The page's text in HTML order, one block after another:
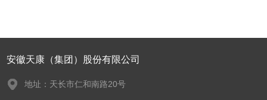
安徽天康（集团）股份有限公司
地址：天长市仁和南路20号